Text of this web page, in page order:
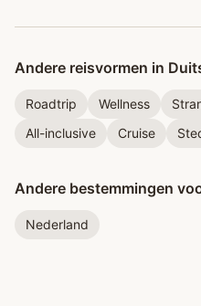
Andere reisvormen in
Roadtrip Wellness
All-inclusive
Cruise
Andere bestemmingen
Nederland